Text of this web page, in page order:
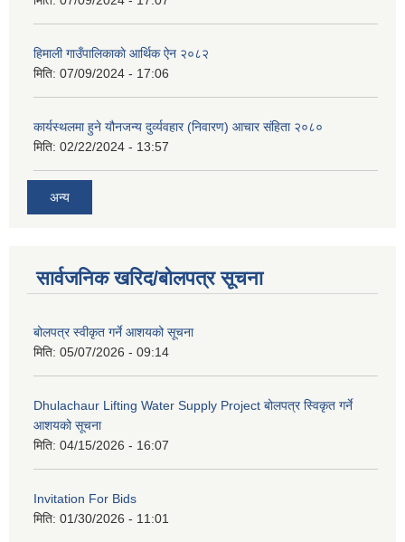
हिमाली गाउँपालिकाकाे आर्थिक ऐन २०८२
मिति: 07/09/2024 - 17:06
कार्यस्थलमा हुने यौनजन्य दुर्व्यवहार (निवारण) आचार संहिता २०८०
मिति: 02/22/2024 - 13:57
अन्य
सार्वजनिक खरिद/बोलपत्र सूचना
बोलपत्र स्वीकृत गर्ने आशयको सूचना
मिति: 05/07/2026 - 09:14
Dhulachaur Lifting Water Supply Project बोलपत्र स्विकृत गर्ने
आशयको सूचना
मिति: 04/15/2026 - 16:07
Invitation For Bids
मिति: 01/30/2026 - 11:01